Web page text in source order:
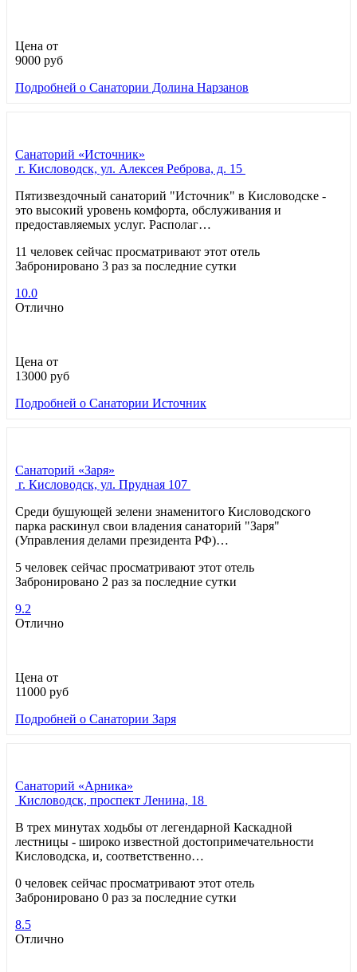
Цена от
9000 руб
Подробней о Санатории Долина Нарзанов
Санаторий «Источник»
г. Кисловодск, ул. Алексея Реброва, д. 15
Пятизвездочный санаторий "Источник" в Кисловодске -
это высокий уровень комфорта, обслуживания и
предоставляемых услуг. Располаг…
11 человек сейчас просматривают этот отель
Забронировано 3 раз за последние сутки
10.0
Отлично
Цена от
13000 руб
Подробней о Санатории Источник
Санаторий «Заря»
г. Кисловодск, ул. Прудная 107
Среди бушующей зелени знаменитого Кисловодского
парка раскинул свои владения санаторий "Заря"
(Управления делами президента РФ)…
5 человек сейчас просматривают этот отель
Забронировано 2 раз за последние сутки
9.2
Отлично
Цена от
11000 руб
Подробней о Санатории Заря
Санаторий «Арника»
Кисловодск, проспект Ленина, 18
В трех минутах ходьбы от легендарной Каскадной
лестницы - широко известной достопримечательности
Кисловодска, и, соответственно…
0 человек сейчас просматривают этот отель
Забронировано 0 раз за последние сутки
8.5
Отлично